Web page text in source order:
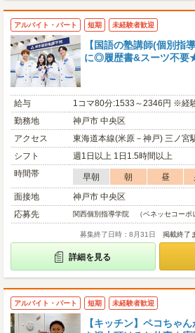
アルバイト・パート 短期 未経験者歓迎
【国語の塾講師(個別指
に◎履歴書&スーツ不要
給与
1コマ80分:1533～2346円 ※経
勤務地
神戸市 中央区
アクセス
東海道本線(米原－神戸) 三ノ宮
シフト
週1日以上 1日1.5時間以上
時間帯
早朝 朝 昼
面接地
神戸市 中央区
応募先
関西個別指導学院 （ベネッセコー
募集終了日時：8月31日 掲載終了
詳細を見る
アルバイト・パート 短期 未経験者歓迎
【キッチン】ペコちゃ